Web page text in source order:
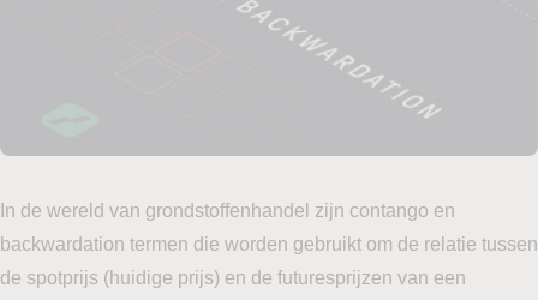
In de wereld van grondstoffenhandel zijn contango en
backwardation termen die worden gebruikt om de relatie tussen
de spotprijs (huidige prijs) en de futuresprijzen van een